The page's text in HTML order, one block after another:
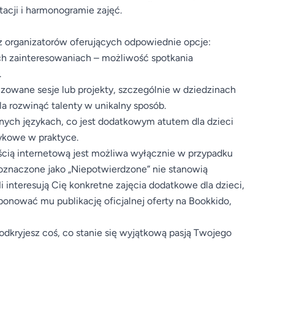
i harmonogramie zajęć.
organizatorów oferujących odpowiednie opcje:
zainteresowaniach – możliwość spotkania
sesje lub projekty, szczególnie w dziedzinach
rozwinąć talenty w unikalny sposób.
językach, co jest dodatkowym atutem dla dzieci
w praktyce.
internetową jest możliwa wyłącznie w przypadku
jako „Niepotwierdzone” nie stanowią
Cię konkretne zajęcia dodatkowe dla dzieci,
mu publikację oficjalnej oferty na Bookkido,
coś, co stanie się wyjątkową pasją Twojego